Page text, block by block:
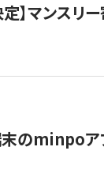
】マンスリ
のminpoア